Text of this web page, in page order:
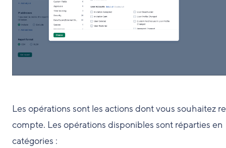
Les opérations sont les actions dont vous souhaitez
compte. Les opérations disponibles sont réparties en
catégories :